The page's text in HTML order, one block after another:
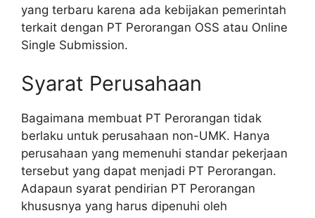
yang terbaru karena ada kebijakan pemerintah
terkait dengan PT Perorangan OSS atau Online
Single Submission.
Syarat Perusahaan
Bagaimana membuat PT Perorangan tidak
berlaku untuk perusahaan non-UMK. Hanya
perusahaan yang memenuhi standar pekerjaan
tersebut yang dapat menjadi PT Perorangan.
Adapaun syarat pendirian PT Perorangan
khususnya yang harus dipenuhi oleh